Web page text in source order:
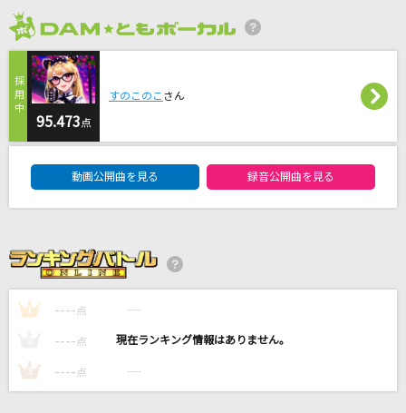
[生音]紋白蝶 feat. 石原慎也 (Saucy Dog)
東京スカパラダイスオーケストラ
フライングゲット
AKB48
I Would [アイ・ウッド]
One Direction
ワルキューレ
月虹
[生音]気まぐれロマンティック
いきものがかり
95.473点
すのこのこ さん
動画公開曲を見る 録音公開曲を見る
1 ---- 点 ----
---- 点 ----
3 ---- 点 ----